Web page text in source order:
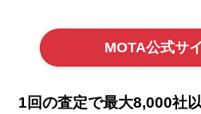
MOTA公式サ
1回の査定で最大8,000社